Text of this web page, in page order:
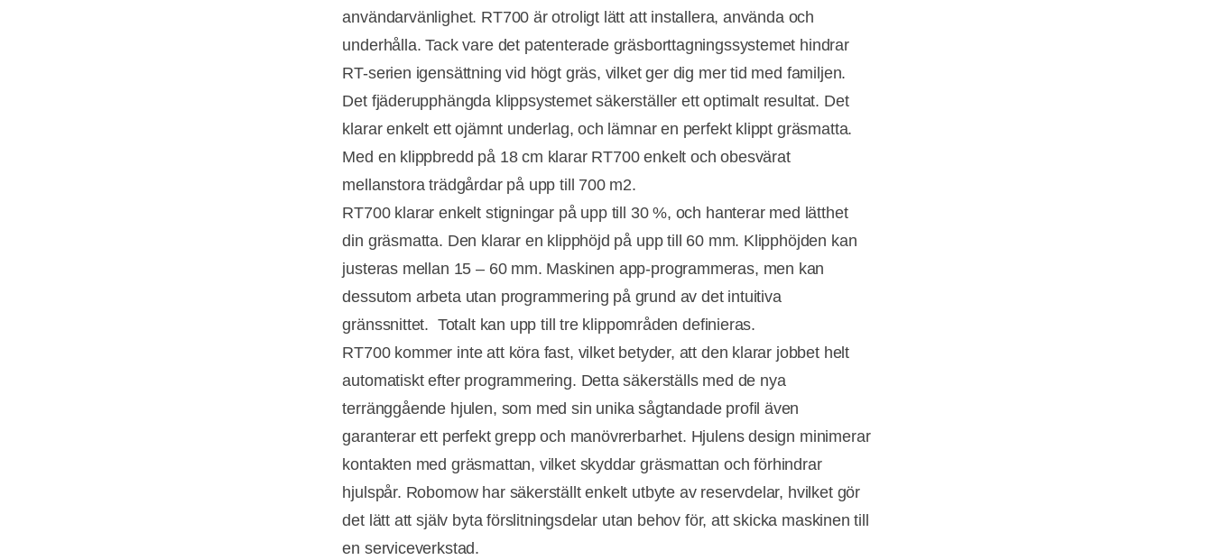
användarvänlighet. RT700 är otroligt lätt att installera, använda och
underhålla. Tack vare det patenterade gräsborttagningssystemet hindrar
RT-serien igensättning vid högt gräs, vilket ger dig mer tid med familjen.
Det fjäderupphängda klippsystemet säkerställer ett optimalt resultat. Det
klarar enkelt ett ojämnt underlag, och lämnar en perfekt klippt gräsmatta.
Med en klippbredd på 18 cm klarar RT700 enkelt och obesvärat
mellanstora trädgårdar på upp till 700 m2.
RT700 klarar enkelt stigningar på upp till 30 %, och hanterar med lätthet
din gräsmatta. Den klarar en klipphöjd på upp till 60 mm. Klipphöjden kan
justeras mellan 15 – 60 mm. Maskinen app-programmeras, men kan
dessutom arbeta utan programmering på grund av det intuitiva
gränssnittet. Totalt kan upp till tre klippområden definieras.
RT700 kommer inte att köra fast, vilket betyder, att den klarar jobbet helt
automatiskt efter programmering. Detta säkerställs med de nya
terränggående hjulen, som med sin unika sågtandade profil även
garanterar ett perfekt grepp och manövrerbarhet. Hjulens design minimerar
kontakten med gräsmattan, vilket skyddar gräsmattan och förhindrar
hjulspår. Robomow har säkerställt enkelt utbyte av reservdelar, hvilket gör
det lätt att själv byta förslitningsdelar utan behov för, att skicka maskinen till
en serviceverkstad.